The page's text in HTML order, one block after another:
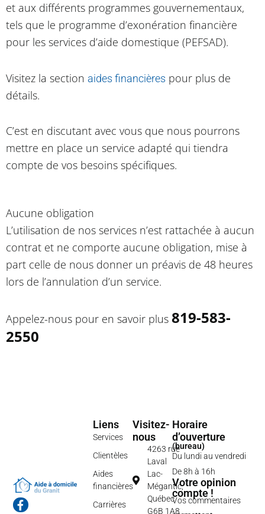
et aux différents programmes gouvernementaux,
tels que le programme d’exonération financière
pour les services d’aide domestique (PEFSAD).
Visitez la section aides financières pour plus de
détails.
C’est en discutant avec vous que nous pourrons
mettre en place un service adapté qui tiendra
compte de vos besoins spécifiques.
Aucune obligation
L’utilisation de nos services n’est rattachée à aucun
contrat et ne comporte aucune obligation, mise à
part celle de nous donner un préavis de 48 heures
lors de l’annulation d’un service.
Appelez-nous pour en savoir plus 819-583-
2550
F
Liens
Services
Clientèles
Aides
financières
Carrières
Visitez-
nous
4263 rue
Laval
Lac-
Mégantic,
Québec
G6B 1A8
Horaire
d’ouverture
(bureau)
Du lundi au vendredi
De 8h à 16h
Votre opinion
compte !
Vos commentaires